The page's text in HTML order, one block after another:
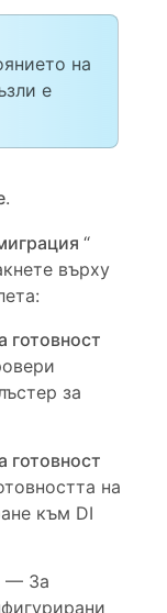
на
е
.
“
върху
готовност
за
готовност
на
към DI
— За